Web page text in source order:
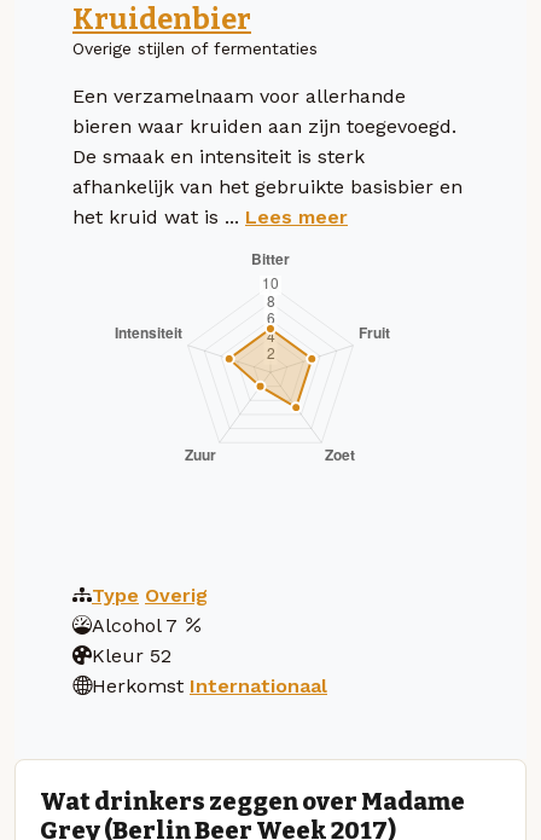
Kruidenbier
Overige stijlen of fermentaties
Een verzamelnaam voor allerhande
bieren waar kruiden aan zijn toegevoegd.
De smaak en intensiteit is sterk
afhankelijk van het gebruikte basisbier en
het kruid wat is ... Lees meer
Type Overig
Alcohol 7
Kleur 52
Herkomst Internationaal
Wat drinkers zeggen over Madame
Grey (Berlin Beer Week 2017)